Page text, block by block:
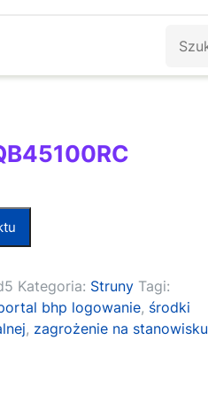
Kategoria: Struny Tagi:
bhp logowanie, środki
, zagrożenie na stanowisku